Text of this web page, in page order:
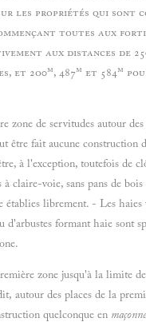
les propriétés qui sont
toutes aux
aux distances de
et 2o0m, 487m et 584m
de servitudes autour des
être fait aucune construction
à l'exception, toutefois de
à claire-voie, sans pans de
établies librement. - Les haies
d'arbustes formant haie sont
zone jusqu'à la limite
autour des places de la
quelconque en